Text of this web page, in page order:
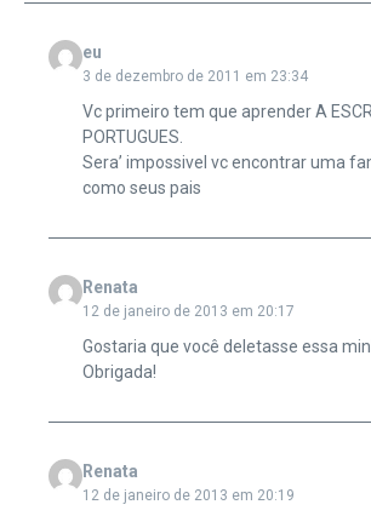
eu
3 de dezembro de 2011 em 23:34
Vc primeiro tem que aprender A
PORTUGUES.
Sera’ impossivel vc encontrar uma
como seus pais
Renata
12 de janeiro de 2013 em 20:17
Gostaria que você deletasse essa
Obrigada!
Renata
12 de janeiro de 2013 em 20:19